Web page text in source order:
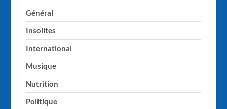
Général
Insolites
International
Musique
Nutrition
Politique